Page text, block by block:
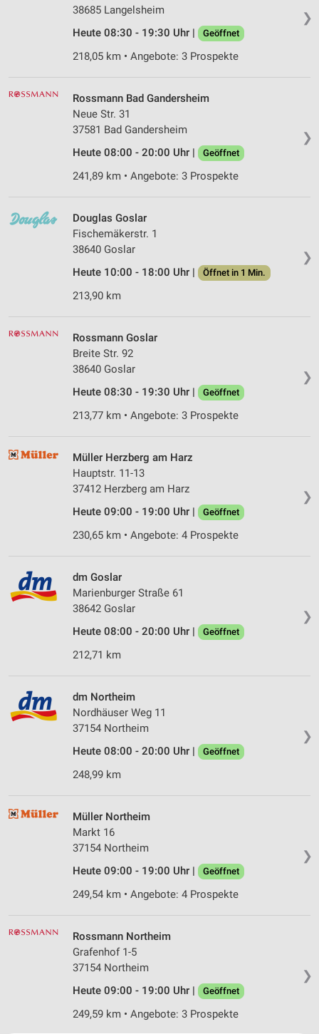
❯
38685 Langelsheim
Heute 08:30 - 19:30 Uhr |
Geöffnet
218,05 km • Angebote: 3 Prospekte
❯
Rossmann Bad Gandersheim
Neue Str. 31
37581 Bad Gandersheim
Heute 08:00 - 20:00 Uhr |
Geöffnet
241,89 km • Angebote: 3 Prospekte
❯
Douglas Goslar
Fischemäkerstr. 1
38640 Goslar
Heute 10:00 - 18:00 Uhr |
Öffnet in 1 Min.
213,90 km
❯
Rossmann Goslar
Breite Str. 92
38640 Goslar
Heute 08:30 - 19:30 Uhr |
Geöffnet
213,77 km • Angebote: 3 Prospekte
❯
Müller Herzberg am Harz
Hauptstr. 11-13
37412 Herzberg am Harz
Heute 09:00 - 19:00 Uhr |
Geöffnet
230,65 km • Angebote: 4 Prospekte
❯
dm Goslar
Marienburger Straße 61
38642 Goslar
Heute 08:00 - 20:00 Uhr |
Geöffnet
212,71 km
❯
dm Northeim
Nordhäuser Weg 11
37154 Northeim
Heute 08:00 - 20:00 Uhr |
Geöffnet
248,99 km
❯
Müller Northeim
Markt 16
37154 Northeim
Heute 09:00 - 19:00 Uhr |
Geöffnet
249,54 km • Angebote: 4 Prospekte
❯
Rossmann Northeim
Grafenhof 1-5
37154 Northeim
Heute 09:00 - 19:00 Uhr |
Geöffnet
249,59 km • Angebote: 3 Prospekte